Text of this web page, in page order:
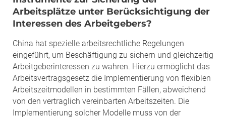
Arbeitsplätze unter Berücksichtigung der
Interessen des Arbeitgebers?
China hat spezielle arbeitsrechtliche Regelungen
eingeführt, um Beschäftigung zu sichern und gleichzeitig
Arbeitgeberinteressen zu wahren. Hierzu ermöglicht das
Arbeitsvertragsgesetz die Implementierung von flexiblen
Arbeitszeitmodellen in bestimmten Fällen, abweichend
von den vertraglich vereinbarten Arbeitszeiten. Die
Implementierung solcher Modelle muss von der